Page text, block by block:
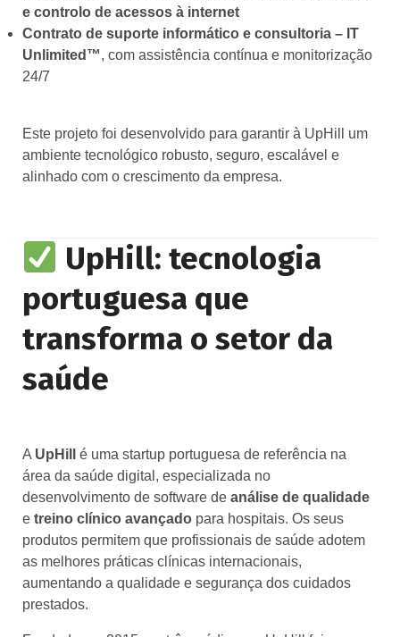
e controlo de acessos à internet
Contrato de suporte informático e consultoria – IT
Unlimited™, com assistência contínua e monitorização
24/7
Este projeto foi desenvolvido para garantir à UpHill um
ambiente tecnológico robusto, seguro, escalável e
alinhado com o crescimento da empresa.
UpHill: tecnologia
portuguesa que
transforma o setor da
saúde
A UpHill
é uma startup portuguesa de referência na
área da saúde digital, especializada no
desenvolvimento de software de análise de qualidade
e treino clínico avançado para hospitais. Os seus
produtos permitem que profissionais de saúde adotem
as melhores práticas clínicas internacionais,
aumentando a qualidade e segurança dos cuidados
prestados.